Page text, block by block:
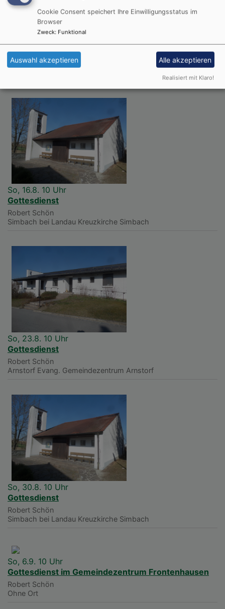
Die nächsten Termine
So, 9.8. 10 Uhr
Gottesdienst nur in Dingolfing
So, 16.8. 10 Uhr
Gottesdienst
Robert Schön
Simbach bei Landau Kreuzkirche Simbach
So, 23.8. 10 Uhr
Gottesdienst
Robert Schön
Arnstorf Evang. Gemeindezentrum Arnstorf
So, 30.8. 10 Uhr
Gottesdienst
Robert Schön
Simbach bei Landau Kreuzkirche Simbach
So, 6.9. 10 Uhr
Gottesdienst im Gemeindezentrum Frontenhausen
Robert Schön
Ohne Ort
Cookie Consent speichert Ihre Einwilligungsstatus im
Browser
Zweck: Funktional
Auswahl akzeptieren Alle akzeptieren
Realisiert mit Klaro!